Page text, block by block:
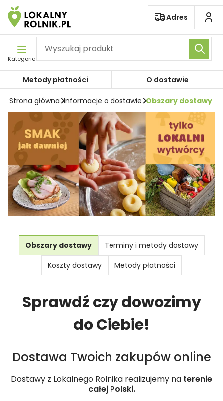
Pomiń nawigację
Adres
Kategorie
Metody płatności O dostawie
Strona główna Informacje o dostawie Obszary dostawy
Obszary dostawy
Terminy i metody dostawy
Koszty dostawy
Metody płatności
Sprawdź czy dowozimy
do Ciebie!
Dostawa Twoich zakupów online
Dostawy z Lokalnego Rolnika realizujemy na terenie
całej Polski.